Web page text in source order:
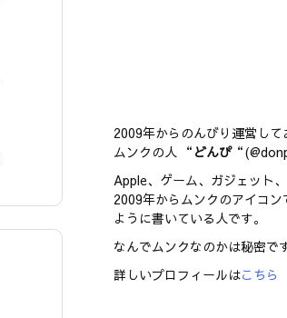
2009年からのんびり運営して
ムンクの人 “ どんぴ
Apple、ゲーム、ガジェット
2009年からムンクのアイコ
ように書いている人です。
なんでムンクなのかは秘密で
詳しいプロフィールはこちら